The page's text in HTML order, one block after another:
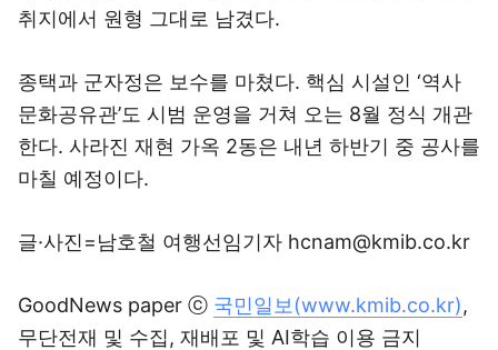
취지에서 원형 그대로 남겼다.
종택과 군자정은 보수를 마쳤다. 핵심 시설인 ‘역사
문화공유관’도 시범 운영을 거쳐 오는 8월 정식 개관
한다. 사라진 재현 가옥 2동은 내년 하반기 중 공사를
마칠 예정이다.
글·사진=남호철 여행선임기자 hcnam@kmib.co.kr
GoodNews paper ⓒ 국민일보(www.kmib.co.kr),
무단전재 및 수집, 재배포 및 AI학습 이용 금지